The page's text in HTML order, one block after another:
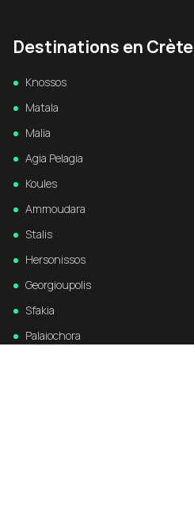
Destinations en Crète
Knossos
Matala
Malia
Agia Pelagia
Koules
Ammoudara
Stalis
Hersonissos
Georgioupolis
Sfakia
Palaiochora